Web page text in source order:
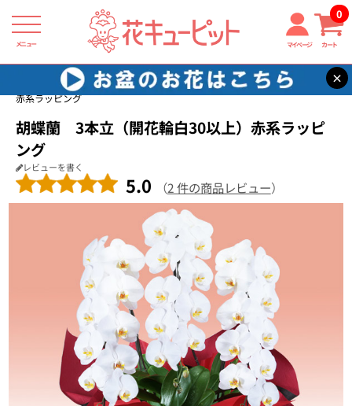
メニュー マイページ カート
0
×
花キューピット お祝い
【お祝い】胡蝶蘭 3本立（開花輪白30以上）
赤系ラッピング
胡蝶蘭 3本立（開花輪白30以上）赤系ラッピ
ング
レビューを書く
5.0 （2 件の商品レビュー）